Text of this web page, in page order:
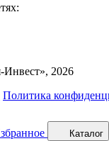
2026
Политика
Каталог